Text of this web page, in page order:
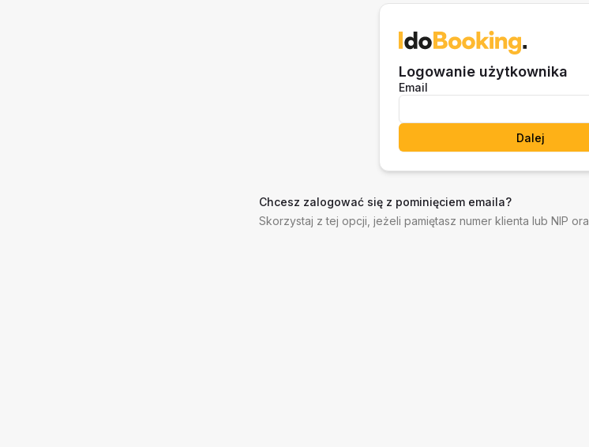
Logowanie użytkownika
Email
Dalej
Chcesz zalogować się z pominięciem emaila?
Skorzystaj z tej opcji, jeżeli pamiętasz numer klienta lub NIP